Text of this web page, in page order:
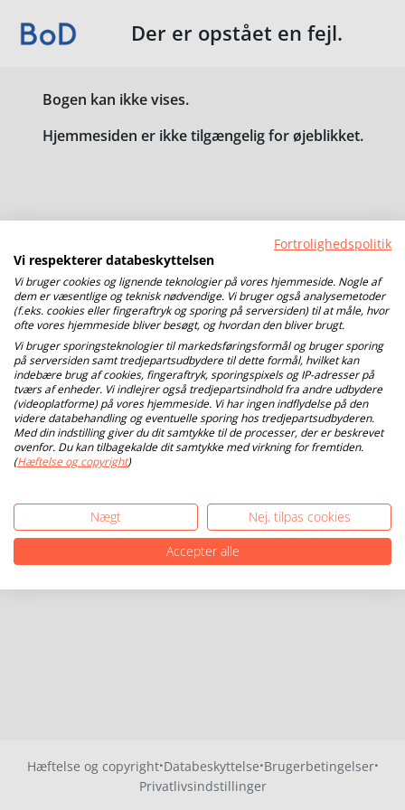
Der er opstået en fejl.
Bogen kan ikke vises.
Hjemmesiden er ikke tilgængelig for øjeblikket.
Hæftelse og copyright·Databeskyttelse·Brugerbetingelser·
Privatlivsindstillinger
Fortrolighedspolitik
Vi respekterer databeskyttelsen
Vi bruger cookies og lignende teknologier på vores hjemmeside. Nogle af
dem er væsentlige og teknisk nødvendige. Vi bruger også analysemetoder
(f.eks. cookies eller fingeraftryk og sporing på serversiden) til at måle, hvor
ofte vores hjemmeside bliver besøgt, og hvordan den bliver brugt.
Vi bruger sporingsteknologier til markedsføringsformål og bruger sporing
på serversiden samt tredjepartsudbydere til dette formål, hvilket kan
indebære brug af cookies, fingeraftryk, sporingspixels og IP-adresser på
tværs af enheder. Vi indlejrer også tredjepartsindhold fra andre udbydere
(videoplatforme) på vores hjemmeside. Vi har ingen indflydelse på den
videre databehandling og eventuelle sporing hos tredjepartsudbyderen.
Med din indstilling giver du dit samtykke til de processer, der er beskrevet
ovenfor. Du kan tilbagekalde dit samtykke med virkning for fremtiden.
(Hæftelse og copyright)
Nægt
Nej, tilpas cookies
Accepter alle